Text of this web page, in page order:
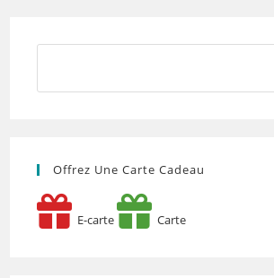
Offrez Une Carte Cadeau
E-carte Carte